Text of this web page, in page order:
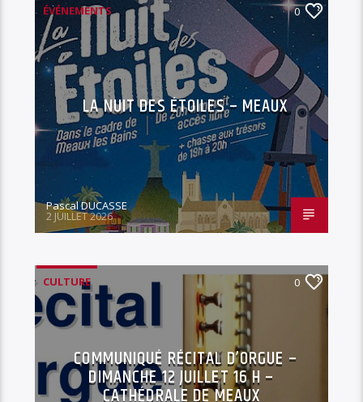
ÉVÉNEMENTS 0
LA NUIT DES ÉTOILES – MEAUX
Pascal DUCASSE
2 JUILLET 2026
CULTURE 0
COMMUNIQUÉ RÉCITAL D’ORGUE –
DIMANCHE 12 JUILLET 16 H –
CATHÉDRALE DE MEAUX